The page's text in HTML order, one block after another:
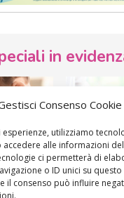
Consenso Cookie
utilizziamo
alle informazioni
ci permetterà di
o ID unici su questo
il consenso può influire
in
SOS